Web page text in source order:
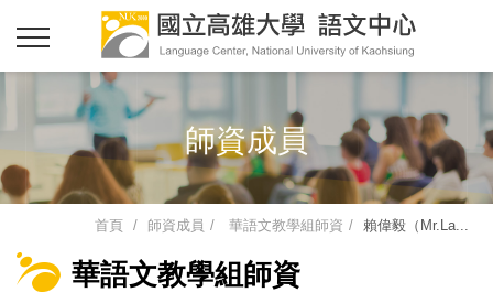
師資成員
首頁 師資成員 華語文教學組師資 賴偉毅（Mr.La...
華語文教學組師資